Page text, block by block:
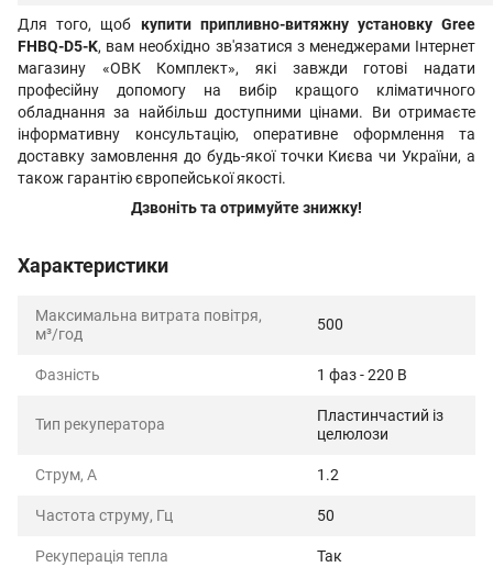
Для того, щоб купити припливно-витяжну установку Gree
FHBQ-D5-K, вам необхідно зв'язатися з менеджерами Інтернет
магазину «ОВК Комплект», які завжди готові надати
професійну допомогу на вибір кращого кліматичного
обладнання за найбільш доступними цінами. Ви отримаєте
інформативну консультацію, оперативне оформлення та
доставку замовлення до будь-якої точки Києва чи України, а
також гарантію європейської якості.
Дзвоніть та отримуйте знижку!
Характеристики
Максимальна витрата повітря,
м³/год
500
Фазність 1 фаз - 220 В
Тип рекуператора
Пластинчастий із
целюлози
Струм, А 1.2
Частота струму, Гц 50
Рекуперація тепла Так